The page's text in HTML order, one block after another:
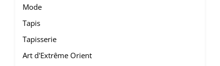
Mode
Tapis
Tapisserie
Art d'Extrême Orient